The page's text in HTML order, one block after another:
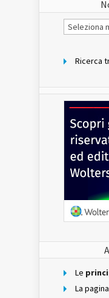
Notizie
per
Ricerca
Le
La